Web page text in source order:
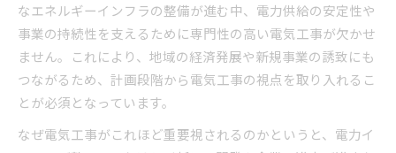
なエネルギーインフラの整備が進む中、電力供給の安定性や
事業の持続性を支えるために専門性の高い電気工事が欠かせ
ません。これにより、地域の経済発展や新規事業の誘致にも
つながるため、計画段階から電気工事の視点を取り入れるこ
とが必須となっています。
なぜ電気工事がこれほど重要視されるのかというと、電力イ